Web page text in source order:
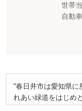
世帯
自動
"春日井市は愛知県に
れあい緑道をはじめ